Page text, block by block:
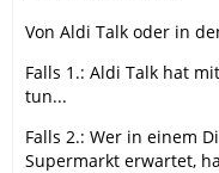
Von Aldi Talk oder in
Falls 1.: Aldi Talk hat
tun...
Falls 2.: Wer in einem
Supermarkt erwartet,